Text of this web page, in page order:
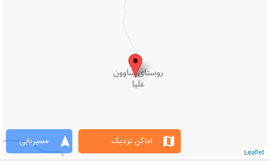
Leaflet
navigation مسیریابی map اماکن نزدیک